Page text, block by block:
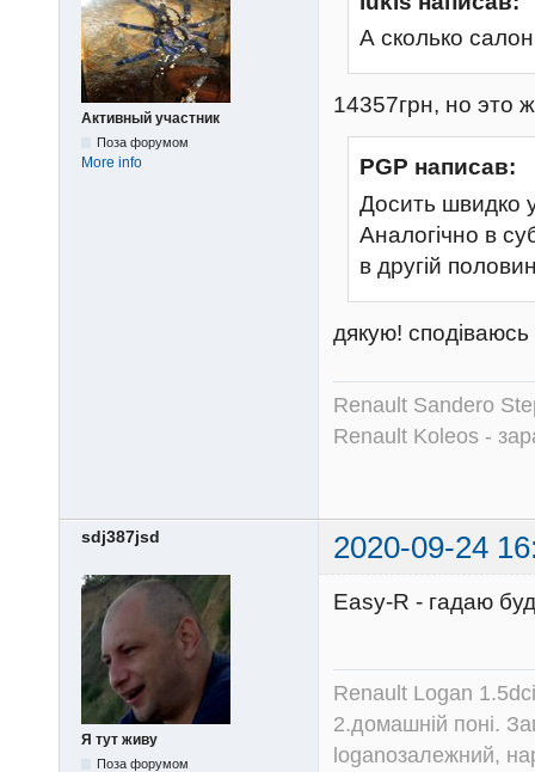
Активный участник
Поза форумом
More info
А сколько
14357грн, но это
PGP написав:
Досить швидко
Аналогічно в
в другій
дякую!
Renault Sandero
Renault Koleos -
sdj387jsd 2020-09-24
Я тут живу
Поза форумом
Easy-R - гадаю
Renault Logan
2.домашній поні.
loganозалежний,